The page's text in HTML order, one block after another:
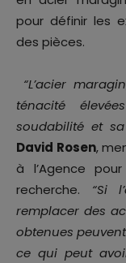
pour définir les
des pièces.
“L’acier
ténacité
soudabilité et
David Rosen,
à l’Agence
recherche. “Si
remplacer des
obtenues
ce qui peut